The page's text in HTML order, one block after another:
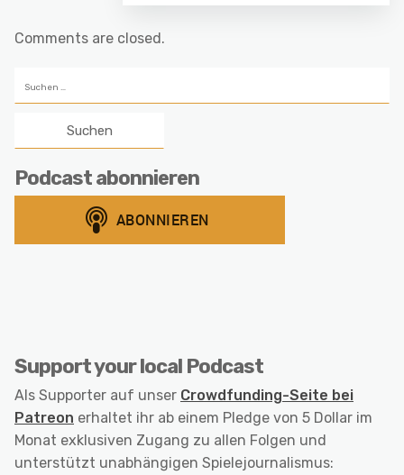
Comments are closed.
nach:
Podcast abonnieren
Support your local Podcast
Als Supporter auf unser Crowdfunding-Seite bei
Patreon erhaltet ihr ab einem Pledge von 5 Dollar im
Monat exklusiven Zugang zu allen Folgen und
unterstützt unabhängigen Spielejournalismus: